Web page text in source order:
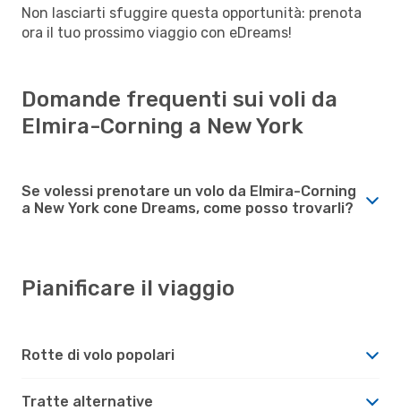
Non lasciarti sfuggire questa opportunità: prenota
ora il tuo prossimo viaggio con eDreams!
Domande frequenti sui voli da
Elmira-Corning a New York
Se volessi prenotare un volo da Elmira-Corning
a New York cone Dreams, come posso trovarli?
Pianificare il viaggio
Rotte di volo popolari
Tratte alternative